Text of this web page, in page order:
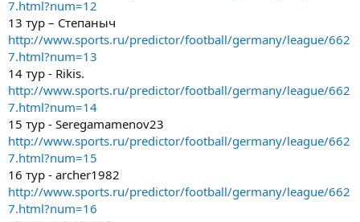
7.html?num=12
13 тур – Степаныч
http://www.sports.ru/predictor/football/germany/league/662
7.html?num=13
14 тур - Rikis.
http://www.sports.ru/predictor/football/germany/league/662
7.html?num=14
15 тур - Seregamamenov23
http://www.sports.ru/predictor/football/germany/league/662
7.html?num=15
16 тур - archer1982
http://www.sports.ru/predictor/football/germany/league/662
7.html?num=16